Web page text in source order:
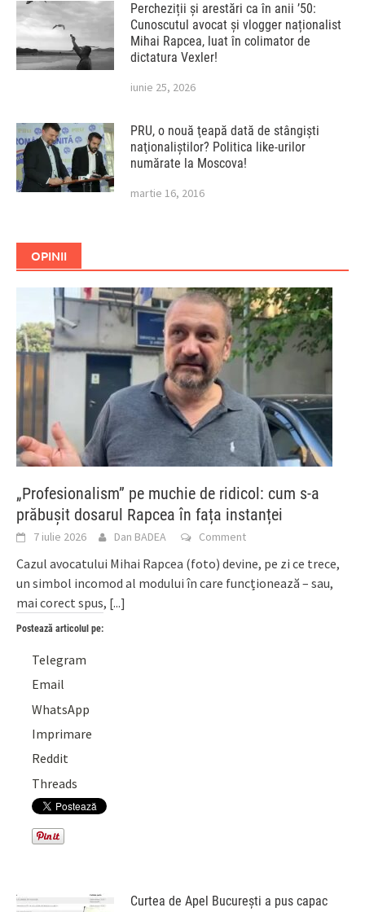
Percheziții și arestări ca în anii ’50:
Cunoscutul avocat și vlogger naționalist
Mihai Rapcea, luat în colimator de
dictatura Vexler!
iunie 25, 2026
PRU, o nouă ţeapă dată de stângişti
naţionaliştilor? Politica like-urilor
numărate la Moscova!
martie 16, 2016
OPINII
„Profesionalism” pe muchie de ridicol: cum s-a
prăbușit dosarul Rapcea în fața instanței
7 iulie 2026 Dan BADEA Comment
Cazul avocatului Mihai Rapcea (foto) devine, pe zi ce trece,
un simbol incomod al modului în care funcționează – sau,
mai corect spus, [...]
Postează articolul pe:
Telegram
Email
WhatsApp
Imprimare
Reddit
Threads
Curtea de Apel București a pus capac